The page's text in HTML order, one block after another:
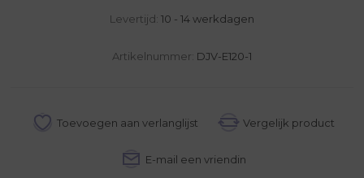
Levertijd: 10 - 14 werkdagen
Artikelnummer: DJV-E120-1